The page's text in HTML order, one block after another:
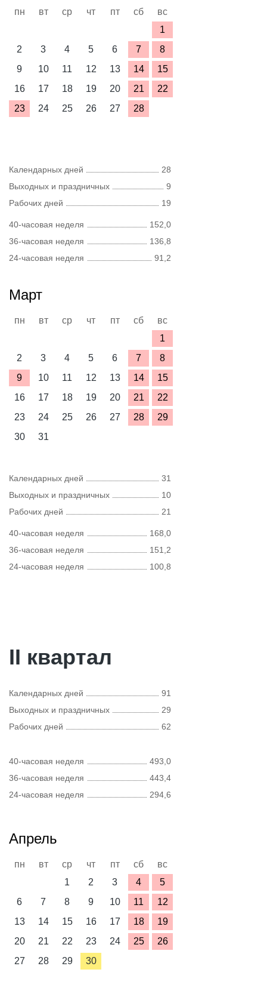
пн вт ср чт пт сб
вс
1
2
3 4 5 6 7
8
9
10 11 12 13 14
15
16
17 18 19 20 21
22
23
24 25 26 27 28
Календарных дней
28
Выходных и праздничных
9
Рабочих дней
19
40-часовая неделя
152,0
36-часовая неделя
136,8
24-часовая неделя
91,2
Март
пн вт ср чт пт сб
вс
1
2
3 4 5 6 7
8
9
10 11 12 13 14
15
16
17 18 19 20 21
22
23
24 25 26 27 28
29
30
31
Календарных дней
31
Выходных и праздничных
10
Рабочих дней
21
40-часовая неделя
168,0
36-часовая неделя
151,2
24-часовая неделя
100,8
II квартал
Календарных дней
91
Выходных и праздничных
29
Рабочих дней
62
40-часовая неделя
493,0
36-часовая неделя
443,4
24-часовая неделя
294,6
Апрель
пн вт ср чт пт сб
вс
1
2 3 4
5
6
7 8 9 10 11
12
13
14 15 16 17 18
19
20
21 22 23 24 25
26
27
28 29 30